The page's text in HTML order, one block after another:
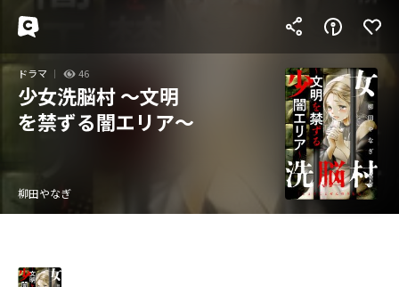
ドラマ 46
少女洗脳村 ～文明
を禁ずる闇エリア～
柳田やなぎ